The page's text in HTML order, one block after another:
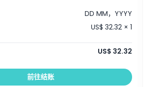
DD MM，YYYY
US$ 32.32 × 1
US$ 32.32
前往结账